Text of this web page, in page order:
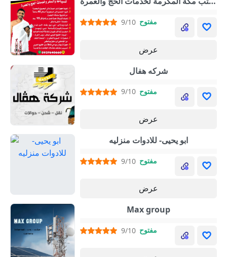
9/10 مفتوح
عرض
شركه هفال
9/10 مفتوح
عرض
ابو يحيى- للادوات منزليه
9/10 مفتوح
عرض
Max group
9/10 مفتوح